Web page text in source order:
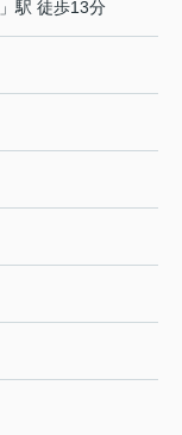
」駅 徒歩13分